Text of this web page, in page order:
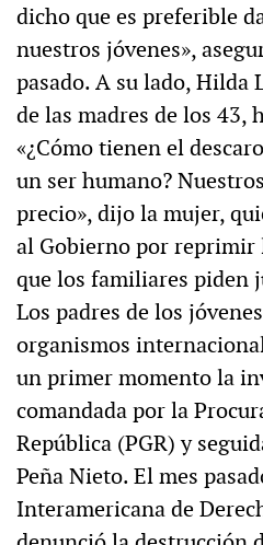
dicho que es preferible
nuestros jóvenes»,
pasado. A su lado, Hilda
de las madres de los 43,
«¿Cómo tienen el
un ser humano?
precio», dijo la mujer,
al Gobierno por reprimir
que los familiares piden
Los padres de los
organismos
un primer momento la
comandada por la
República (PGR) y
Peña Nieto. El mes
Interamericana de